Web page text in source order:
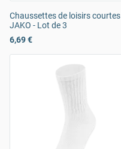
Chaussettes de loisirs courtes
JAKO - Lot de 3
6,69 €